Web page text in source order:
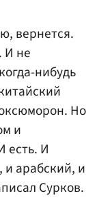
вернется.
И не
нибудь
Но
и
есть. И
арабский, и
Сурков.